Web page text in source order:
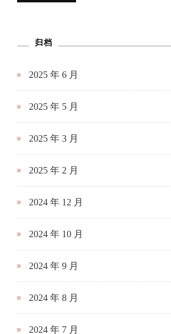
归档
2025 年 6 月
2025 年 5 月
2025 年 3 月
2025 年 2 月
2024 年 12 月
2024 年 10 月
2024 年 9 月
2024 年 8 月
2024 年 7 月